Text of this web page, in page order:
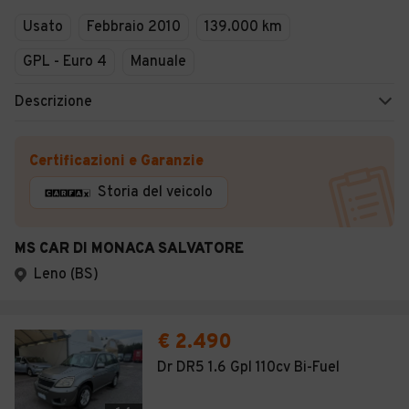
Usato Febbraio 2010
139.000 km
GPL - Euro 4
Manuale
Descrizione
Certificazioni e Garanzie
Storia del veicolo
MS CAR DI MONACA SALVATORE
Leno (BS)
€ 2.490
Dr DR5 1.6 Gpl 110cv Bi-Fuel